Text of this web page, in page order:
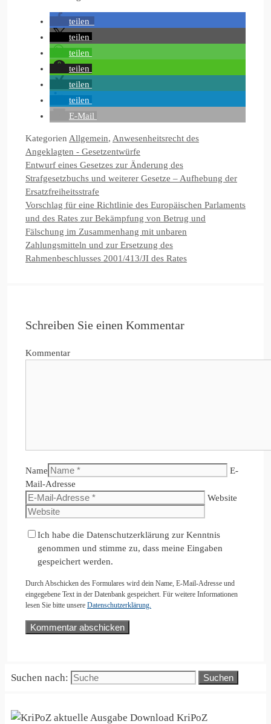
teilen
teilen
teilen
teilen
teilen
teilen
E-Mail
Kategorien Allgemein, Anwesenheitsrecht des
Angeklagten - Gesetzentwürfe
Entwurf eines Gesetzes zur Änderung des
Strafgesetzbuchs und weiterer Gesetze – Aufhebung der
Ersatzfreiheitsstrafe
Vorschlag für eine Richtlinie des Europäischen Parlaments
und des Rates zur Bekämpfung von Betrug und
Fälschung im Zusammenhang mit unbaren
Zahlungsmitteln und zur Ersetzung des
Rahmenbeschlusses 2001/413/JI des Rates
Schreiben Sie einen Kommentar
Kommentar
Name
E-
Mail-Adresse
Website
Ich habe die Datenschutzerklärung zur Kenntnis
genommen und stimme zu, dass meine Eingaben
gespeichert werden.
Durch Abschicken des Formulares wird dein Name, E-Mail-Adresse und
eingegebene Text in der Datenbank gespeichert. Für weitere Informationen
lesen Sie bitte unsere Datenschutzerklärung.
Suchen nach:
KriPoZ